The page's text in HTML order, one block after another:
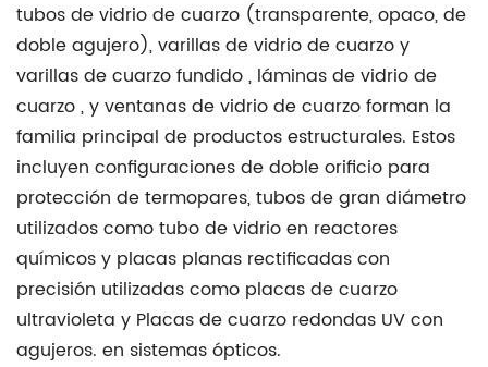
tubos de vidrio de cuarzo (transparente, opaco, de
doble agujero),varillas de vidrio de cuarzoy
varillas de cuarzo fundido, láminas de vidrio de
cuarzo, yventanas de vidrio de cuarzoforman la
familia principal de productos estructurales. Estos
incluyen configuraciones de doble orificio para
protección de termopares, tubos de gran diámetro
utilizados comotubo de vidrioen reactores
químicos y placas planas rectificadas con
precisión utilizadas como placas de cuarzo
ultravioleta y Placas de cuarzo redondas UV con
agujeros. en sistemas ópticos.